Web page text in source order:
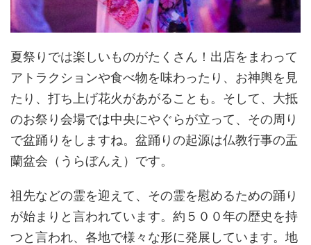
夏祭りでは楽しいものがたくさん！出店をまわって
アトラクションや食べ物を味わったり、お神輿を見
たり、打ち上げ花火があがることも。そして、大抵
のお祭り会場では中央にやぐらが立って、その周り
で盆踊りをしますね。盆踊りの起源は仏教行事の盂
蘭盆会（うらぼんえ）です。
祖先などの霊を迎えて、その霊を慰めるための踊り
が始まりと言われています。約５００年の歴史を持
つと言われ、各地で様々な形に発展しています。地